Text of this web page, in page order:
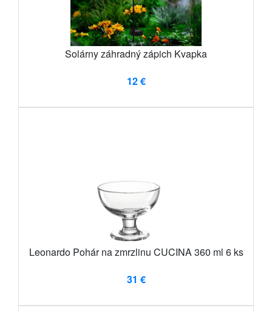
Solárny záhradný zápich Kvapka
12 €
Leonardo Pohár na zmrzlinu CUCINA 360 ml 6 ks
31 €